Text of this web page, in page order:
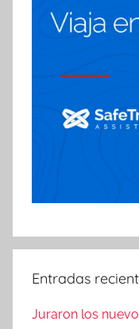
Entradas
Juraron los